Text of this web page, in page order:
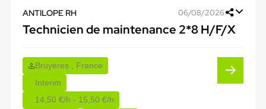
ANTILOPE RH 06/08/2026
Technicien de maintenance 2*8 H/F/X
Bruyères , France
Interim
14,50 €/h - 15,50 €/h